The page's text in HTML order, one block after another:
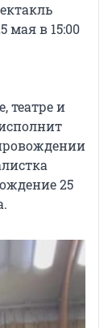
маяв 15:00
театре и
25